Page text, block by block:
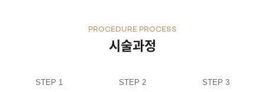
시술과정
PROCEDURE PROCESS
STEP 1 STEP 2 STEP 3